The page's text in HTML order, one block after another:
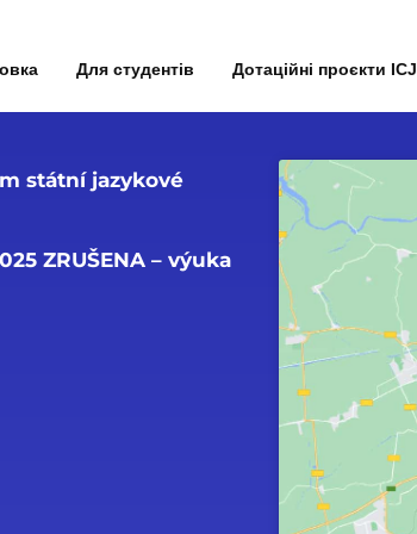
Для студентів Дотаційні проєкти ICJ
státní jazykové
ZRUŠENA – výuka